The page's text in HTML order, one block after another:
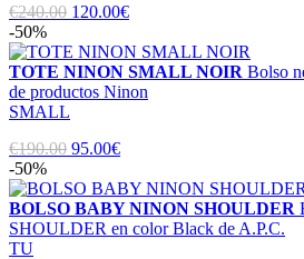
€240.00 120.00€
-50%
TOTE NINON SMALL NOIR Bolso
de productos Ninon
SMALL
€190.00 95.00€
-50%
BOLSO BABY NINON SHOULDER
SHOULDER en color Black de A.P.C.
TU